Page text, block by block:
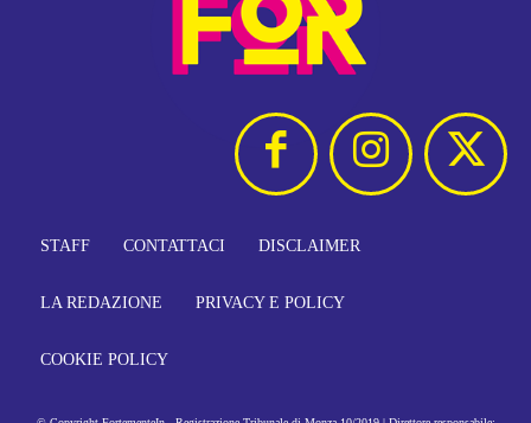
STAFF CONTATTACI DISCLAIMER
LA REDAZIONE PRIVACY E POLICY
COOKIE POLICY